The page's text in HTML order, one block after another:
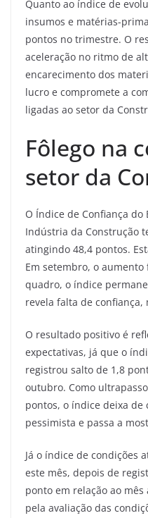
Quanto ao índice de
insumos e matérias-
pontos no trimestre. O
aceleração no ritmo de
encarecimento dos
lucro e compromete a
ligadas ao setor da
Fôlego na
setor da
O Índice de Confiança do
Indústria da Construção
atingindo 48,4 pontos.
Em setembro, o
quadro, o índice
revela falta de
O resultado positivo é
expectativas, já que o
registrou salto de 1,8
outubro. Como
pontos, o índice deixa
pessimista e passa a
Já o índice de condições
este mês, depois de
ponto em relação ao
pela avaliação das